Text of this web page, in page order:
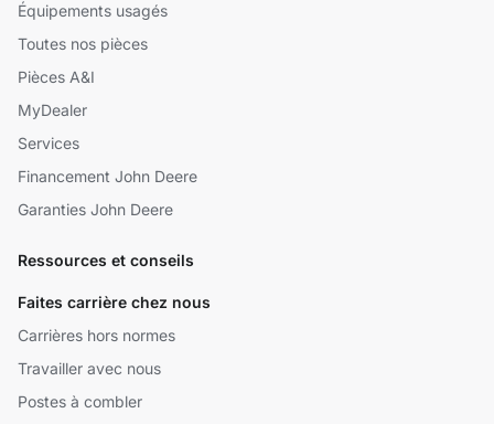
Équipements usagés
Toutes nos pièces
Pièces A&I
MyDealer
Services
Financement John Deere
Garanties John Deere
Ressources et conseils
Faites carrière chez nous
Carrières hors normes
Travailler avec nous
Postes à combler